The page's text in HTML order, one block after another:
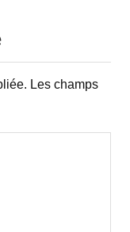
Les champs